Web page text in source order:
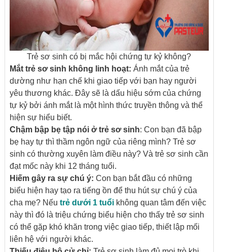
Trẻ sơ sinh có bị mắc hội chứng tự kỷ không?
Mắt trẻ sơ sinh không linh hoạt: Ánh mắt của trẻ
dường như hạn chế khi giao tiếp với bạn hay người
yêu thương khác. Đây sẽ là dấu hiệu sớm của chứng
tự kỷ bởi ánh mắt là một hình thức truyền thông và thể
hiện sự hiểu biết.
Chậm bập bẹ tập nói ở trẻ sơ sinh: Con bạn đã bập
bẹ hay tự thì thầm ngôn ngữ của riêng mình? Trẻ sơ
sinh có thường xuyên làm điều này? Và trẻ sơ sinh cần
đạt mốc này khi 12 tháng tuổi.
Hiếm gây ra sự chú ý: Con bạn bắt đầu có những
biểu hiện hay tạo ra tiếng ồn để thu hút sự chú ý của
cha mẹ? Nếutrẻ dưới 1 tuổi không quan tâm đến việc
này thì đó là triệu chứng biểu hiện cho thấy trẻ sơ sinh
có thể gặp khó khăn trong việc giao tiếp, thiết lập mối
liên hệ với người khác.